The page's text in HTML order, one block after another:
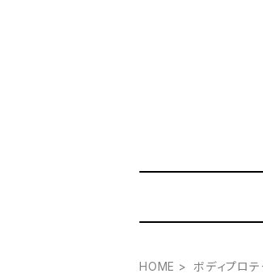
HOME ボディプロテ